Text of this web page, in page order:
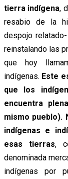
tierra indígena,
resabio de la
despojo
reinstalando las
que hoy
indígenas. Este
que los
encuentra
mismo pueblo).
indígenas e
esas tierras,
denominada
indígenas por